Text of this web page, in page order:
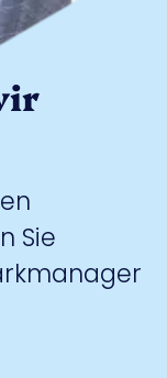
Sie